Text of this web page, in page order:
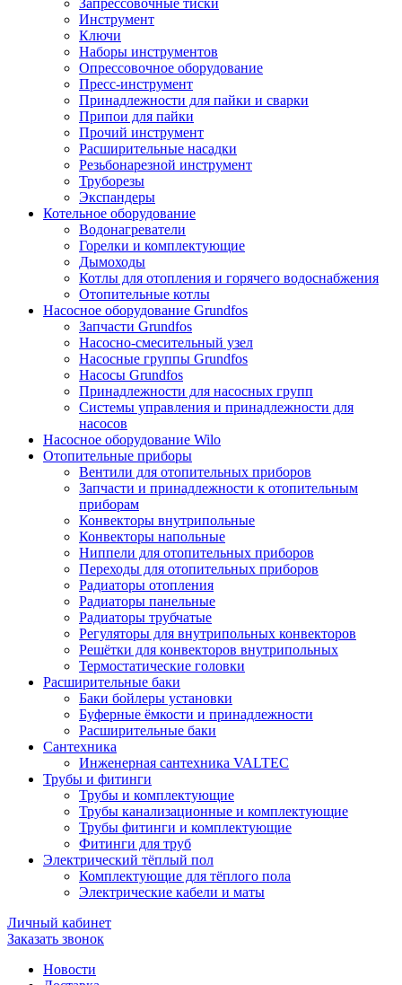
Запрессовочные тиски
Инструмент
Ключи
Наборы инструментов
Опрессовочное оборудование
Пресс-инструмент
Принадлежности для пайки и сварки
Припои для пайки
Прочий инструмент
Расширительные насадки
Резьбонарезной инструмент
Труборезы
Экспандеры
Котельное оборудование
Водонагреватели
Горелки и комплектующие
Дымоходы
Котлы для отопления и горячего водоснабжения
Отопительные котлы
Насосное оборудование Grundfos
Запчасти Grundfos
Насосно-смесительный узел
Насосные группы Grundfos
Насосы Grundfos
Принадлежности для насосных групп
Системы управления и принадлежности для
насосов
Насосное оборудование Wilo
Отопительные приборы
Вентили для отопительных приборов
Запчасти и принадлежности к отопительным
приборам
Конвекторы внутрипольные
Конвекторы напольные
Ниппели для отопительных приборов
Переходы для отопительных приборов
Радиаторы отопления
Радиаторы панельные
Радиаторы трубчатые
Регуляторы для внутрипольных конвекторов
Решётки для конвекторов внутрипольных
Термостатические головки
Расширительные баки
Баки бойлеры установки
Буферные ёмкости и принадлежности
Расширительные баки
Сантехника
Инженерная сантехника VALTEC
Трубы и фитинги
Трубы и комплектующие
Трубы канализационные и комплектующие
Трубы фитинги и комплектующие
Фитинги для труб
Электрический тёплый пол
Комплектующие для тёплого пола
Электрические кабели и маты
Личный кабинет
Заказать звонок
Новости